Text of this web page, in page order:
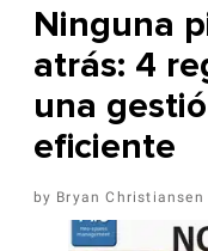
Ninguna
atrás: 4
una
eficiente
Bryan Christiansen